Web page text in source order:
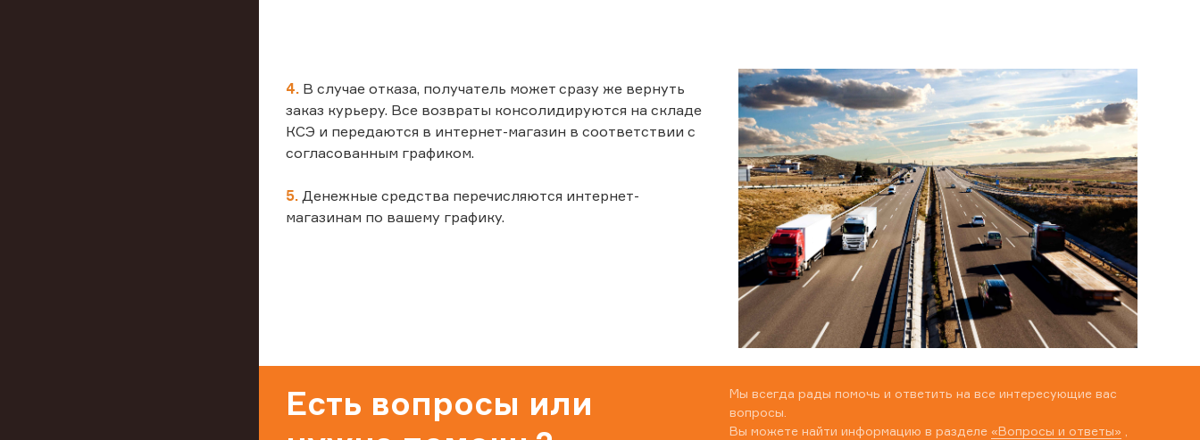
4. В случае отказа, получатель может сразу же вернуть
заказ курьеру. Все возвраты консолидируются на складе
КСЭ и передаются в интернет-магазин в соответствии с
согласованным графиком.
5. Денежные средства перечисляются интернет-
магазинам по вашему графику.
Есть вопросы или
Мы всегда рады помочь и ответить на все интересующие вас
вопросы.
Вы можете найти информацию в разделе «Вопросы и ответы»